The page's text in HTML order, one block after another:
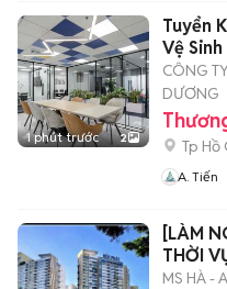
1 phút trước 2
Tuyển
Vệ Sinh
CÔNG
DƯƠNG
Tp Hồ
A. Tiến
[LÀM
THỜI
MS HÀ -